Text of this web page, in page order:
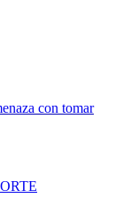
con tomar